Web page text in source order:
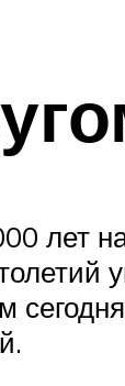
лет